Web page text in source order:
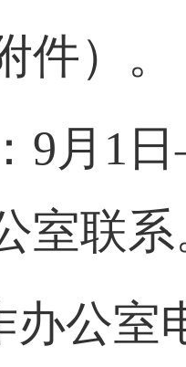
件）。
9月1
室联系
办公室